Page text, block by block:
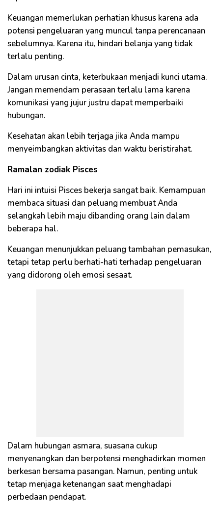
Keuangan memerlukan perhatian khusus karena ada
potensi pengeluaran yang muncul tanpa perencanaan
sebelumnya. Karena itu, hindari belanja yang tidak
terlalu penting.
Dalam urusan cinta, keterbukaan menjadi kunci utama.
Jangan memendam perasaan terlalu lama karena
komunikasi yang jujur justru dapat memperbaiki
hubungan.
Kesehatan akan lebih terjaga jika Anda mampu
menyeimbangkan aktivitas dan waktu beristirahat.
Ramalan zodiak Pisces
Hari ini intuisi Pisces bekerja sangat baik. Kemampuan
membaca situasi dan peluang membuat Anda
selangkah lebih maju dibanding orang lain dalam
beberapa hal.
Keuangan menunjukkan peluang tambahan pemasukan,
tetapi tetap perlu berhati-hati terhadap pengeluaran
yang didorong oleh emosi sesaat.
Dalam hubungan asmara, suasana cukup
menyenangkan dan berpotensi menghadirkan momen
berkesan bersama pasangan. Namun, penting untuk
tetap menjaga ketenangan saat menghadapi
perbedaan pendapat.